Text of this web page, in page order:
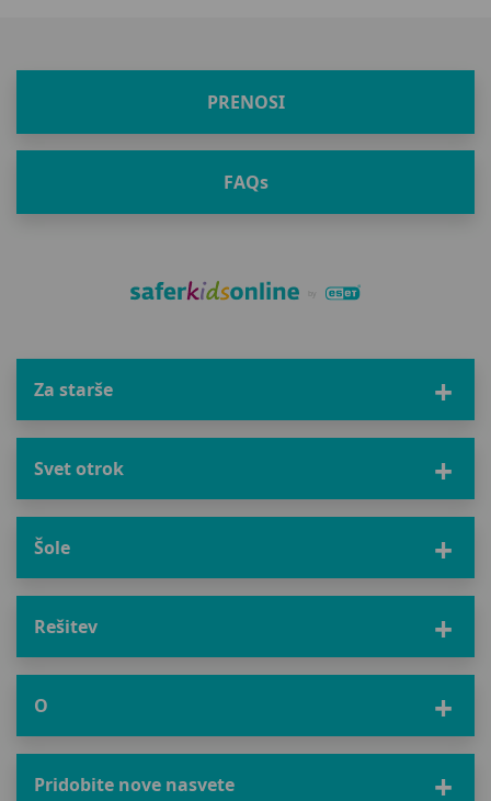
PRENOSI
FAQs
Za starše
Svet otrok
Šole
Rešitev
O
Pridobite nove nasvete